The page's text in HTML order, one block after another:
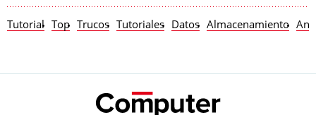
Tutorial Top Trucos Tutoriales Datos Almacenamiento